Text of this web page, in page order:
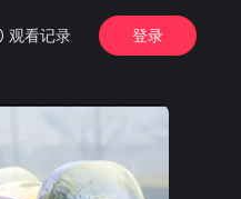
观看记录 登录